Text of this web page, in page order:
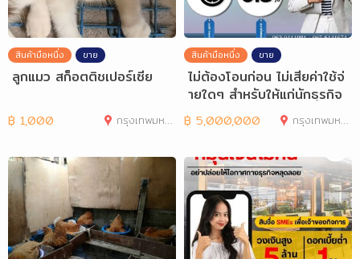
สินค้ามือหนึ่ง ขาย
ลูกแมว สก็อตติชเปอร์เซีย
฿ 1,000 กรุงเทพมหานคร
สินค้ามือหนึ่ง ขาย
ไม่ต้องโอนก่อน ไม่เสียค่าใช้จ่
ายใดๆ สำหรับให้แก่นักธุรกิจ
และ
฿ 5,000,000 กรุงเทพมหานคร